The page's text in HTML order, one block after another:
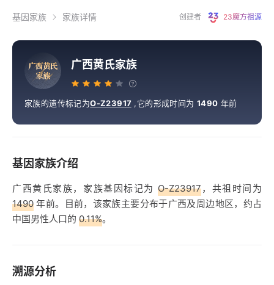
基因家族 家族详情 创建者 23魔方祖源
广西黄氏
家族
广西黄氏家族
家族的遗传标记为O-Z23917 ,它的形成时间为1490 年前
基因家族介绍
广西黄氏家族，家族基因标记为 O-Z23917，共祖时间为
1490 年前。目前，该家族主要分布于广西及周边地区，约占
中国男性人口的 0.11%。
溯源分析